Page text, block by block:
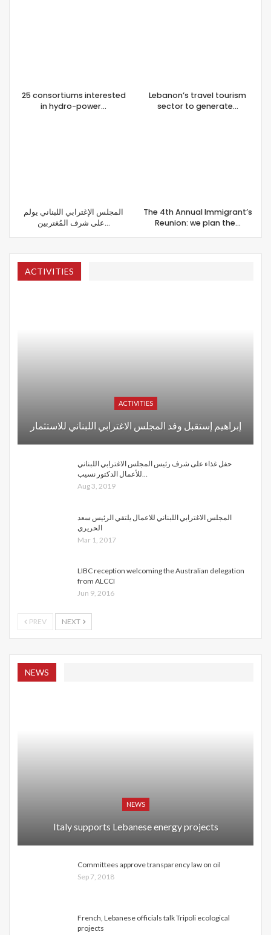
25 consortiums interested
in hydro-power…
المجلس الإغترابي اللبناني يولم
على شرف المُغتربين…
Lebanon’s travel tourism
sector to generate…
The 4th Annual Immigrant’s
Reunion: we plan the…
ACTIVITIES
ACTIVITIES
إبراهيم إستقبل وفد المجلس الاغترابي اللبناني للاستثمار
حفل غذاء على شرف رئيس المجلس الاغترابي اللبناني
للأعمال الدكتور نسيب…
Aug 3, 2019
المجلس الاغترابي اللبناني للاعمال يلتقي الرئيس سعد
الحريري
Mar 1, 2017
LIBC reception welcoming the Australian delegation
from ALCCI
Jun 9, 2016
PREV NEXT
NEWS
NEWS
Italy supports Lebanese energy projects
Committees approve transparency law on oil
Sep 7, 2018
French, Lebanese officials talk Tripoli ecological
projects